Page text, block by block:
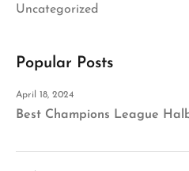
Uncategorized
Popular Posts
April 18, 2024
Best Champions League